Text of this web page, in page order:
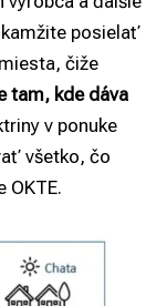
posielať
čiže
tam, kde dáva
v ponuke
všetko, čo
OKTE.